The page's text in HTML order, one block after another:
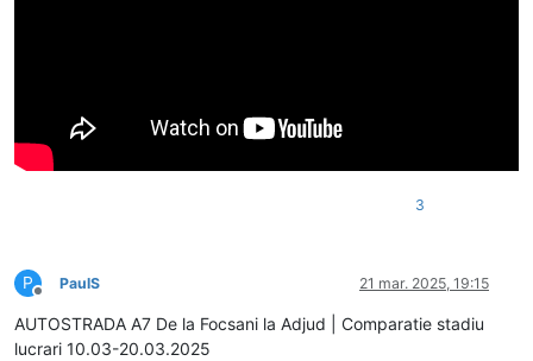
3
P
Deconectat
PaulS 21 mar. 2025, 19:15
AUTOSTRADA A7 De la Focsani la Adjud | Comparatie stadiu
lucrari 10.03-20.03.2025